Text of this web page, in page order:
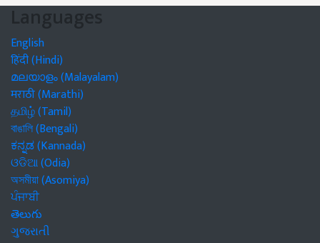
Languages
English
हिंदी (Hindi)
മലയാളം (Malayalam)
मराठी (Marathi)
தமிழ் (Tamil)
বাঙালি (Bengali)
ಕನ್ನಡ (Kannada)
ଓଡିଆ (Odia)
অসমীয়া (Asomiya)
ਪੰਜਾਬੀ
తెలుగు
ગુજરાતી